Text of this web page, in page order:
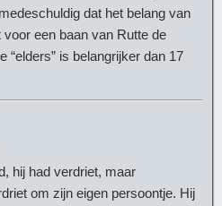
dat het belang van
een baan van Rutte de
“elders” is belangrijker dan 17
hij had verdriet, maar
om zijn eigen persoontje. Hij